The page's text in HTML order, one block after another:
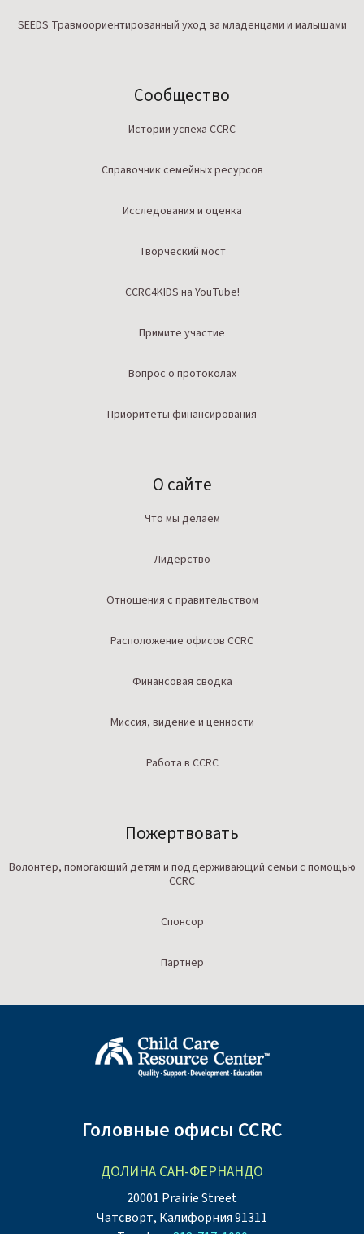
SEEDS Травмоориентированный уход за младенцами и малышами
Сообщество
Истории успеха CCRC
Справочник семейных ресурсов
Исследования и оценка
Творческий мост
CCRC4KIDS на YouTube!
Примите участие
Вопрос о протоколах
Приоритеты финансирования
О сайте
Что мы делаем
Лидерство
Отношения с правительством
Расположение офисов CCRC
Финансовая сводка
Миссия, видение и ценности
Работа в CCRC
Пожертвовать
Волонтер, помогающий детям и поддерживающий семьи с помощью
CCRC
Спонсор
Партнер
Головные офисы CCRC
ДОЛИНА САН-ФЕРНАНДО
20001 Prairie Street
Чатсворт, Калифорния 91311